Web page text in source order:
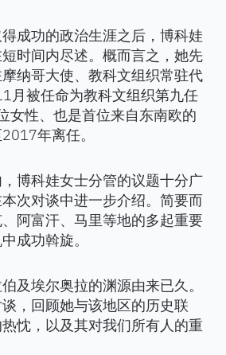
成功的政治生涯之后，博科娃
时间内尽述。概而言之，她先
纳哥大使、教科文组织常驻代
月被任命为教科文组织第九任
女性、也是首位来自东南欧的
年离任。
博科娃女士分管的议题十分广
次对谈中进一步介绍。简要而
阿富汗、马里等地的多起重要
成功斡旋。
及埃尔奥拉的渊源由来已久。
，回顾她与该地区的历史联
忱，以及其对我们所有人的重